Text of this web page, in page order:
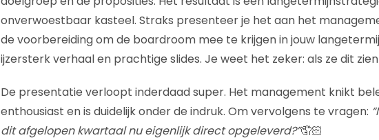
onverwoestbaar kasteel. Straks presenteer je het aan het
de voorbereiding om de boardroom mee te krijgen in jouw
ijzersterk verhaal en prachtige slides. Je weet het zeker: als ze dit
De presentatie verloopt inderdaad super. Het management knikt
enthousiast en is duidelijk onder de indruk. Om vervolgens te vragen:
dit afgelopen kwartaal nu eigenlijk direct opgeleverd?”🤦🏻